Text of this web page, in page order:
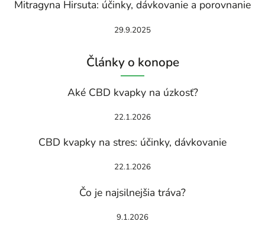
Mitragyna Hirsuta: účinky, dávkovanie a porovnanie
29.9.2025
Články o konope
Aké CBD kvapky na úzkosť?
22.1.2026
CBD kvapky na stres: účinky, dávkovanie
22.1.2026
Čo je najsilnejšia tráva?
9.1.2026